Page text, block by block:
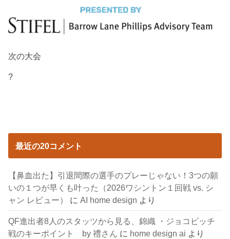
次の大会
?
最近の20コメント
【鼻血出た】引退間際の選手のプレーじゃない！3つの願
いの１つが早くも叶った（2026ワシントン１回戦 vs. シ
ャン レビュー）
にAI home design より
QF進出者8人のスタッツから見る、錦織 ・ジョコビッチ
戦のキーポイント by 禮さん に home design ai より